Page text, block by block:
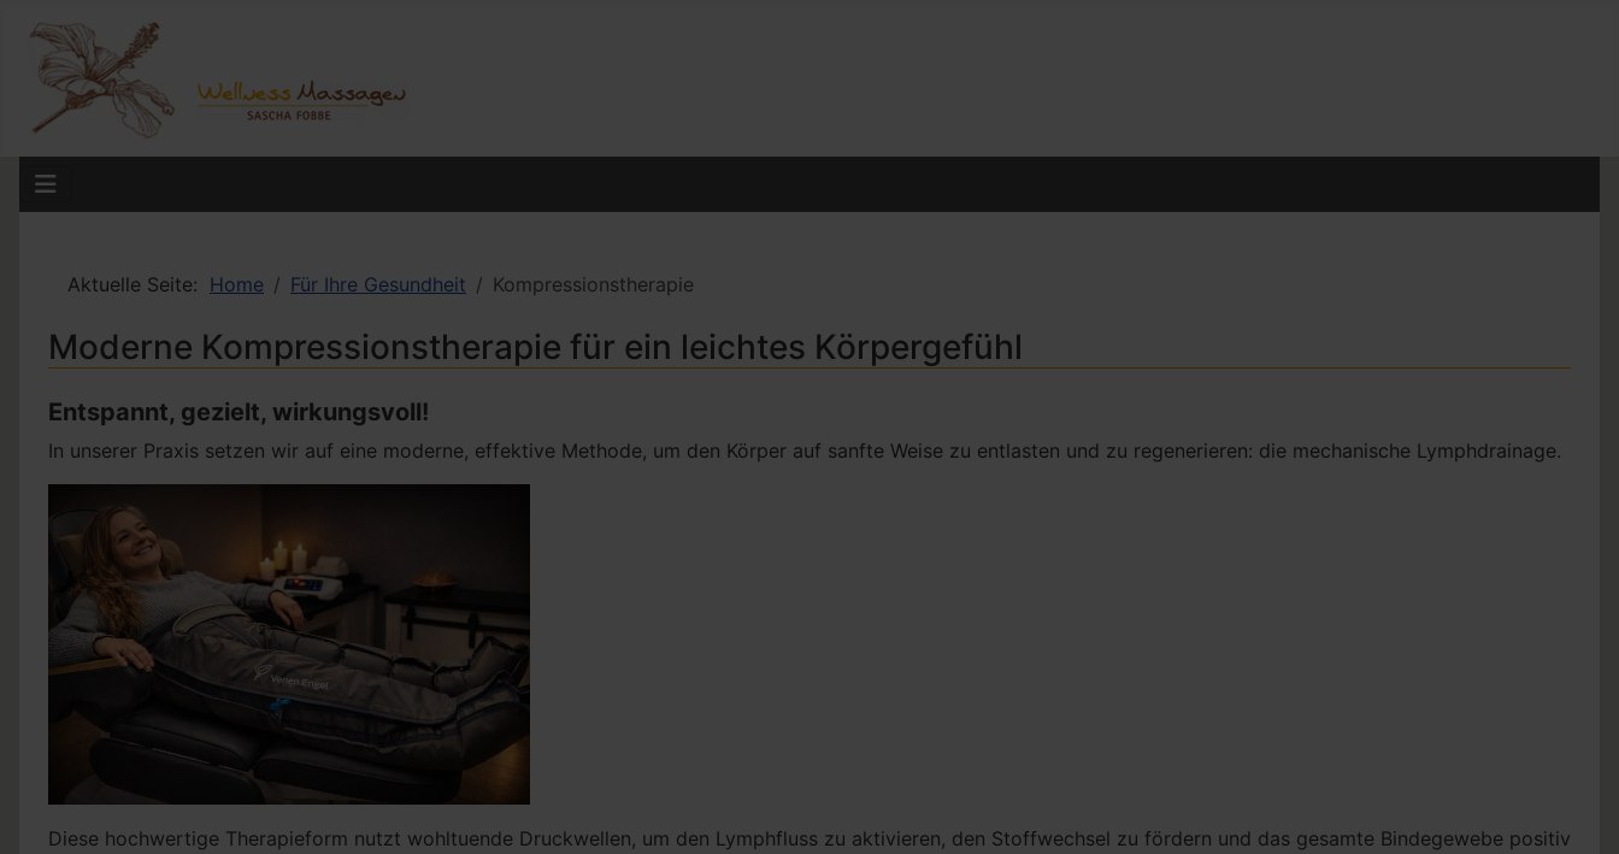
Aktuelle Seite: Home Für Ihre Gesundheit Kompressionstherapie
Moderne Kompressionstherapie für ein leichtes Körpergefühl
Entspannt, gezielt, wirkungsvoll!
In unserer Praxis setzen wir auf eine moderne, effektive Methode, um den Körper auf sanfte Weise zu entlasten und zu regenerieren: die mechanische Lymphdrainage.
Diese hochwertige Therapieform nutzt wohltuende Druckwellen, um den Lymphfluss zu aktivieren, den Stoffwechsel zu fördern und das gesamte Bindegewebe positiv